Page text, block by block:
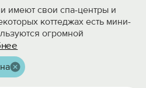
имеют свои спа-центры и
коттеджах есть мини-
огромной